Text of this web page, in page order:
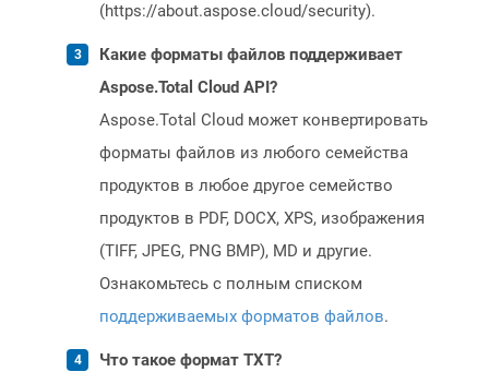
(https://about.aspose.cloud/security).
Какие форматы файлов поддерживает
Aspose.Total Cloud API?
Aspose.Total Cloud может конвертировать
форматы файлов из любого семейства
продуктов в любое другое семейство
продуктов в PDF, DOCX, XPS, изображения
(TIFF, JPEG, PNG BMP), MD и другие.
Ознакомьтесь с полным списком
поддерживаемых форматов файлов.
Что такое формат TXT?